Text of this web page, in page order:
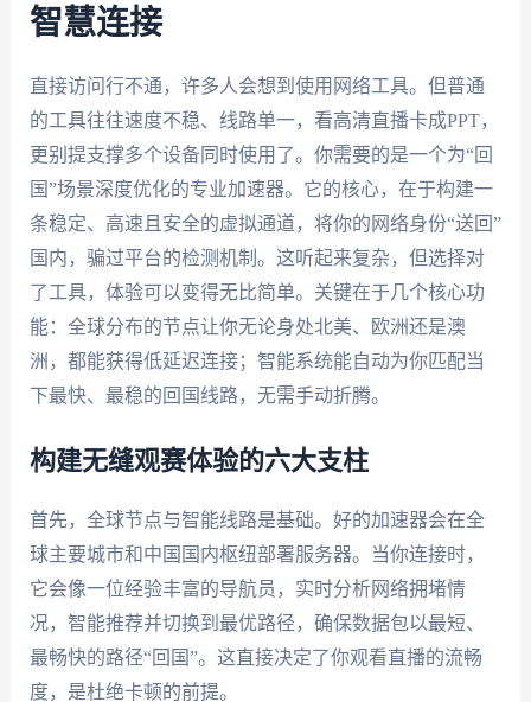
智慧连接
直接访问行不通，许多人会想到使用网络工具。但普通
的工具往往速度不稳、线路单一，看高清直播卡成PPT，
更别提支撑多个设备同时使用了。你需要的是一个为“回
国”场景深度优化的专业加速器。它的核心，在于构建一
条稳定、高速且安全的虚拟通道，将你的网络身份“送回”
国内，骗过平台的检测机制。这听起来复杂，但选择对
了工具，体验可以变得无比简单。关键在于几个核心功
能：全球分布的节点让你无论身处北美、欧洲还是澳
洲，都能获得低延迟连接；智能系统能自动为你匹配当
下最快、最稳的回国线路，无需手动折腾。
构建无缝观赛体验的六大支柱
首先，全球节点与智能线路是基础。好的加速器会在全
球主要城市和中国国内枢纽部署服务器。当你连接时，
它会像一位经验丰富的导航员，实时分析网络拥堵情
况，智能推荐并切换到最优路径，确保数据包以最短、
最畅快的路径“回国”。这直接决定了你观看直播的流畅
度，是杜绝卡顿的前提。